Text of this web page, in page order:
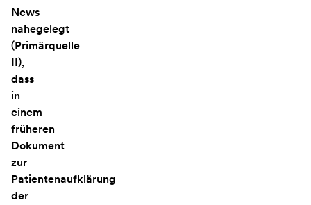
News
nahegelegt
(Primärquelle
II),
dass
in
einem
früheren
Dokument
zur
Patientenaufklärung
der